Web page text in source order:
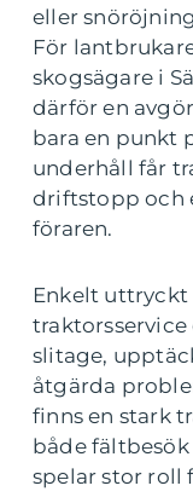
eller
För
skogsägare i
därför en
bara en punkt
underhåll får
driftstopp och
föraren.
Enkelt uttryckt
slitage,
åtgärda
finns en stark
både
spelar stor roll